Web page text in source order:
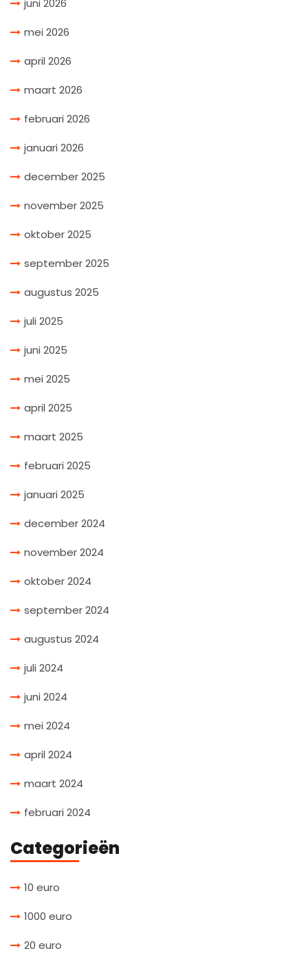
juni 2026
mei 2026
april 2026
maart 2026
februari 2026
januari 2026
december 2025
november 2025
oktober 2025
september 2025
augustus 2025
juli 2025
juni 2025
mei 2025
april 2025
maart 2025
februari 2025
januari 2025
december 2024
november 2024
oktober 2024
september 2024
augustus 2024
juli 2024
juni 2024
mei 2024
april 2024
maart 2024
februari 2024
Categorieën
10 euro
1000 euro
20 euro